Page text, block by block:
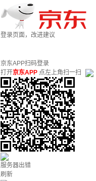
登录页面，改进建议
京东APP扫码登录
打开京东APP 点左上角扫一扫
服务器出错
刷新